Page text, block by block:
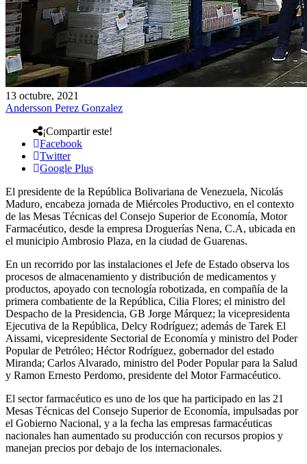
13 octubre, 2021
Andersson Perez Gonzalez
¡Compartir este!
Facebook
Twitter
Google Plus
El presidente de la República Bolivariana de Venezuela, Nicolás
Maduro, encabeza jornada de Miércoles Productivo, en el contexto
de las Mesas Técnicas del Consejo Superior de Economía, Motor
Farmacéutico, desde la empresa Droguerías Nena, C.A, ubicada en
el municipio Ambrosio Plaza, en la ciudad de Guarenas.
En un recorrido por las instalaciones el Jefe de Estado observa los
procesos de almacenamiento y distribución de medicamentos y
productos, apoyado con tecnología robotizada, en compañía de la
primera combatiente de la República, Cilia Flores; el ministro del
Despacho de la Presidencia, GB Jorge Márquez; la vicepresidenta
Ejecutiva de la República, Delcy Rodríguez; además de Tarek El
Aissami, vicepresidente Sectorial de Economía y ministro del Poder
Popular de Petróleo; Héctor Rodríguez, gobernador del estado
Miranda; Carlos Alvarado, ministro del Poder Popular para la Salud
y Ramon Ernesto Perdomo, presidente del Motor Farmacéutico.
El sector farmacéutico es uno de los que ha participado en las 21
Mesas Técnicas del Consejo Superior de Economía, impulsadas por
el Gobierno Nacional, y a la fecha las empresas farmacéuticas
nacionales han aumentado su producción con recursos propios y
manejan precios por debajo de los internacionales.